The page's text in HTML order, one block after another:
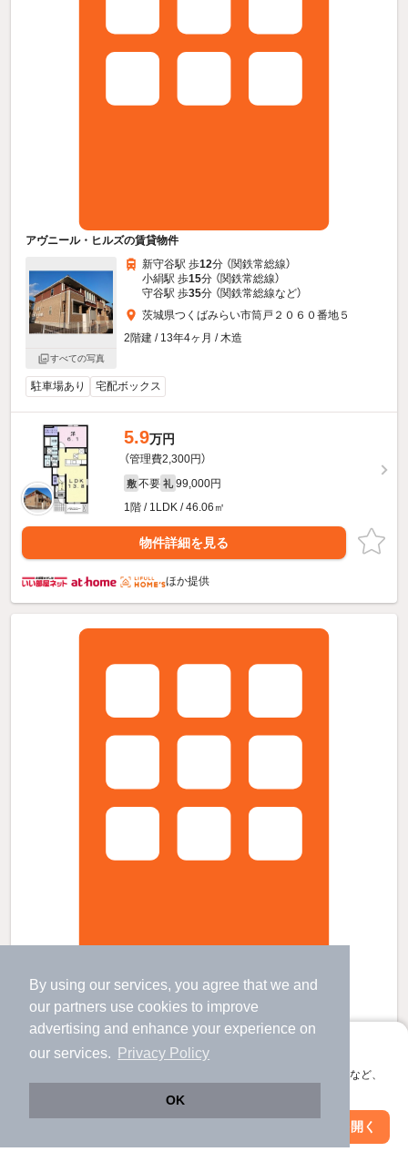
By using our services, you agree that we and
our partners use cookies to improve
advertising and enhance your experience on
our services.
Privacy Policy
OK
アプリに切り替えて、サクサクお部屋探し
会員登録なしですぐ使える。マップ検索やお気に入り保存など、
アプリを開く
アヴニール・ヒルズの賃貸物件
すべての写真
新守谷駅 歩12分 （関鉄常総線）
小絹駅 歩15分 （関鉄常総線）
守谷駅 歩35分 （関鉄常総線など）
茨城県つくばみらい市筒戸２０６０番地５
2階建 / 13年4ヶ月 / 木造
駐車場あり 宅配ボックス
5.9万円
（管理費2,300円）
敷 不要 礼 99,000円
1階 / 1LDK / 46.06㎡
物件詳細を見る
ほか提供
レオネクストボナール野尻の賃貸物件
分 （つくばＥＸ）
みどりの駅 歩63 分 （つくばＥＸ）
水海道駅 歩100
2階建 / 13年9ヶ月 / 木造
駐車場あり
絞り込み条件を変更